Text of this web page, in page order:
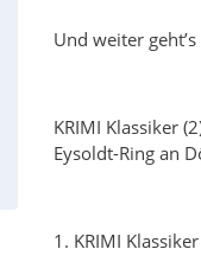
Und weiter
KRIMI Klassiker
Eysoldt-Ring an
1. KRIMI